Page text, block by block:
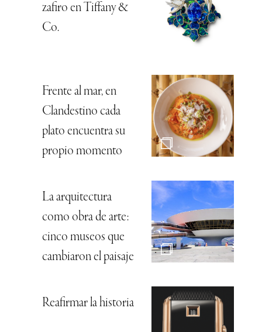
zafiro en Tiffany &
Co.
Frente al mar, en
Clandestino cada
plato encuentra su
propio momento
La arquitectura
como obra de arte:
cinco museos que
cambiaron el paisaje
Reafirmar la historia